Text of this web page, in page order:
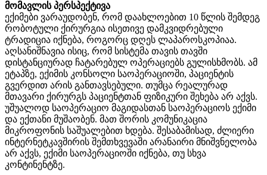
მომავლის პერსპექტივა
ექიმები ვარაუდობენ, რომ დაახლოებით 10 წლის შემდეგ
რობოტული ქირურგია ისეთივე დამკვიდრებული
ტრადიცია იქნება, როგორც დღეს ლაპაროსკოპიაა.
აღსანიშნავია ისიც, რომ სისტემა თავის თავში
დისტანციურად ჩატარებულ ოპერაციებს გულისხმობს. ამ
ეტაპზე, ექიმის კონსოლი საოპერაციოში, პაციენტის
გვერდით არის განთავსებული. თუმცა რეალურად
მთავარი ქირურგს პაციენტთან ფიზიკური შეხება არ აქვს.
უშუალოდ საოპერაციო მაგიდასთან საოპერაციოს ექიმი
და ექთანი მუშაობენ. მათ შორის კომუნიკაცია
მიკროფონის საშუალებით ხდება. შესაბამისად, ძლიერი
ინტერნეტკავშირის შემთხვევაში არანაირი მნიშვნელობა
არ აქვს, ექიმი საოპერაციოში იქნება, თუ სხვა
კონტინენტზე.